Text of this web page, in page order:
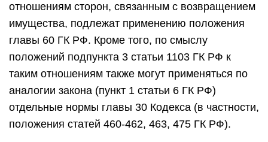
отношениям сторон, связанным с возвращением
имущества, подлежат применению положения
главы 60 ГК РФ. Кроме того, по смыслу
положений подпункта 3 статьи 1103 ГК РФ к
таким отношениям также могут применяться по
аналогии закона (пункт 1 статьи 6 ГК РФ)
отдельные нормы главы 30 Кодекса (в частности,
положения статей 460-462, 463, 475 ГК РФ).